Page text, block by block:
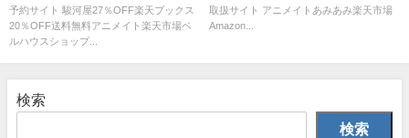
ーディングまかれてかんばっじ
予約サイト 駿河屋27％OFF楽天ブックス
20％OFF送料無料アニメイト楽天市場ベ
ルハウスショップ...
Ver.
取扱サイト アニメイトあみあみ楽天市場
Amazon...
検索
検索